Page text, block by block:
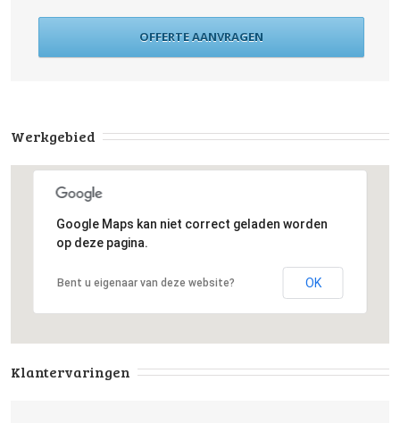
OFFERTE AANVRAGEN
Werkgebied
Google Maps kan niet correct geladen worden
op deze pagina.
Bent u eigenaar van deze website? OK
Klantervaringen